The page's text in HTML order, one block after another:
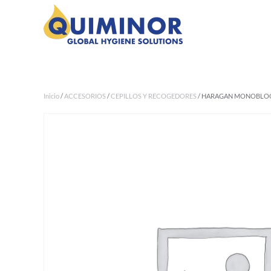
Ir al contenido principal
Inicio/ACCESORIOS/CEPILLOS Y RECOGEDORES/ HARAGAN